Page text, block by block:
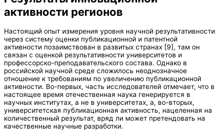
активности регионов
Настоящий опыт измерения уровня научной результативности
через систему оценки публикационной и патентной
активности позаимствован в развитых странах [9], там он
связан с оценкой результативности университетов и
профессорско-преподавательского состава. Однако в
российской научной среде сложилось неоднозначное
отношение к требованиям по увеличению публикационной
активности. Во-первых, часть исследователей отмечает, что в
настоящее время отечественная наука генерируется в
научных институтах, а не в университетах, а, во-вторых,
университетская публикационная активность, нацеленная на
количественный результат, вряд ли может претендовать на
качественные научные разработки.